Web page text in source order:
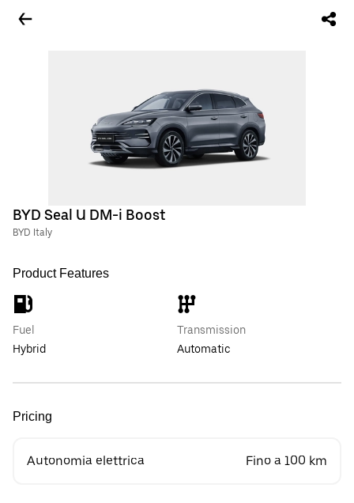
BYD Seal U DM-i Boost
BYD Italy
Product Features
Fuel
Hybrid
Transmission
Automatic
Pricing
Autonomia elettrica Fino a 100 km